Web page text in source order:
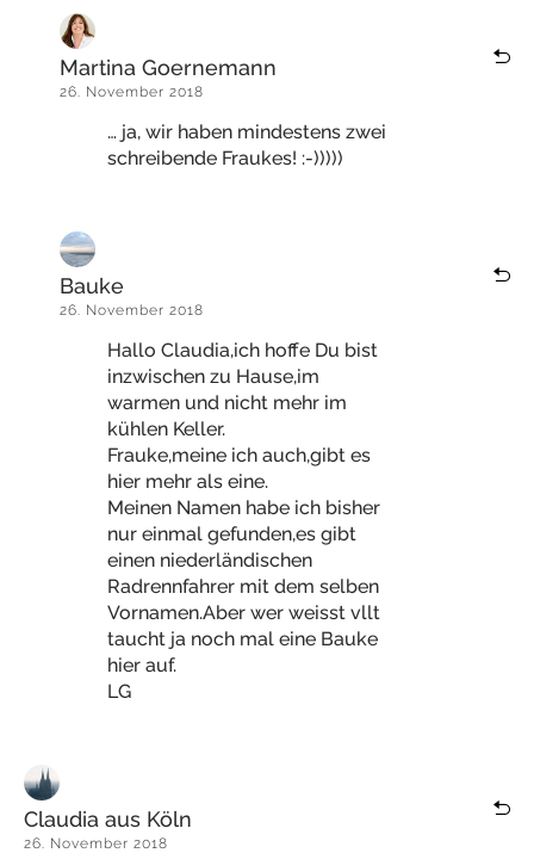
Martina Goernemann
26. November 2018
… ja, wir haben mindestens zwei
schreibende Fraukes! :-)))))
Bauke
26. November 2018
Hallo Claudia,ich hoffe Du bist
inzwischen zu Hause,im
warmen und nicht mehr im
kühlen Keller.
Frauke,meine ich auch,gibt es
hier mehr als eine.
Meinen Namen habe ich bisher
nur einmal gefunden,es gibt
einen niederländischen
Radrennfahrer mit dem selben
Vornamen.Aber wer weisst vllt
taucht ja noch mal eine Bauke
hier auf.
LG
Claudia aus Köln
26. November 2018